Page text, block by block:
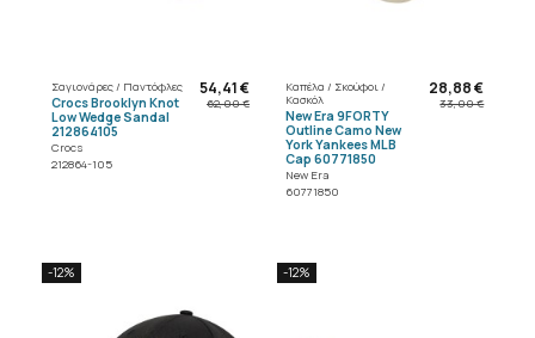
Σαγιονάρες / Παντόφλες
Crocs Brooklyn Knot
Low Wedge Sandal
212864105
Crocs
212864-105
54,41 €
62,00 €
Καπέλα / Σκούφοι /
Κασκόλ
New Era 9FORTY
Outline Camo New
York Yankees MLB
Cap 60771850
New Era
60771850
28,88 €
33,00 €
-12% -12%